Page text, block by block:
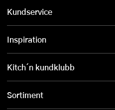
Kundservice
Inspiration
Kitch´n kundklubb
Sortiment